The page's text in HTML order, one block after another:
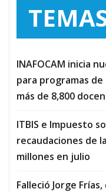
INAFOCAM inicia
para programas
más de 8,800
ITBIS e Impuesto
recaudaciones de
millones en julio
Falleció Jorge